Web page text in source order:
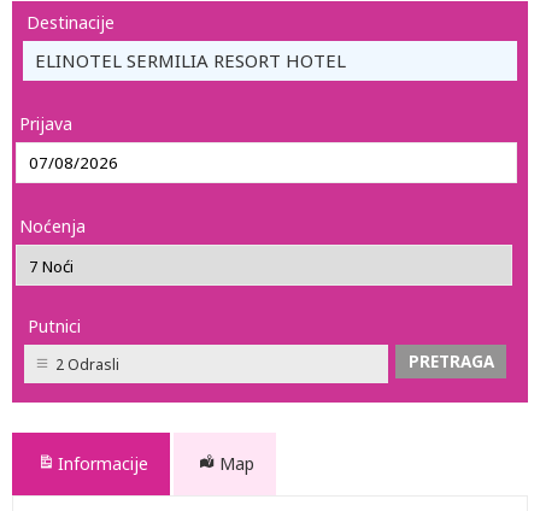
Destinacije
ELINOTEL SERMILIA RESORT HOTEL
Prijava
Noćenja
Putnici
2 Odrasli
Informacije Map